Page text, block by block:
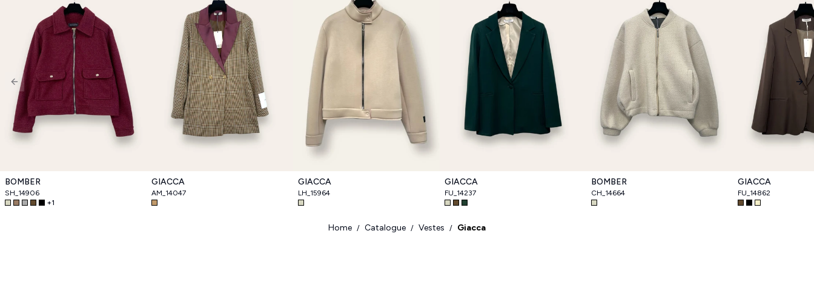
BOMBER
SH_14906
+1
GIACCA
AM_14047
GIACCA
LH_15964
GIACCA
FU_14237
BOMBER
CH_14664
GIACCA
FU_14862
Previous slide
Home / Catalogue / Vestes / Giacca